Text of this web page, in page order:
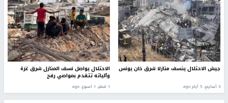
جيش الاحتلال ينسف منازلا شرق خان يونس
3 أسابيع، 5 أيام ago
الاحتلال يواصل نسف المنازل شرق غزة
وآلياته تتقدم بمواصي رفح
1 شهر، 1 اسبوع. ago